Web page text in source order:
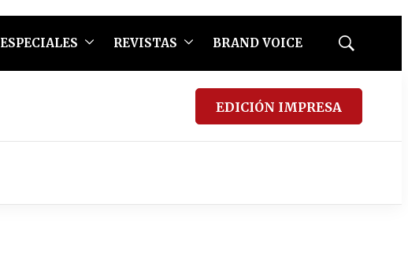
ESPECIALES REVISTAS BRAND VOICE
Mostrar
EDICIÓN IMPRESA